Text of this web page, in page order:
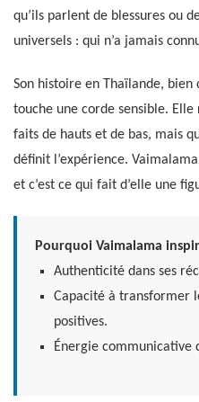
qu’ils parlent de blessures ou
universels : qui n’a jamais
Son histoire en Thaïlande, bien
touche une corde sensible.
faits de hauts et de bas, mais
définit l’expérience.
et c’est ce qui fait d’elle une
Pourquoi Vaimalama
Authenticité dans ses
Capacité à transformer
positives.
Énergie communicative